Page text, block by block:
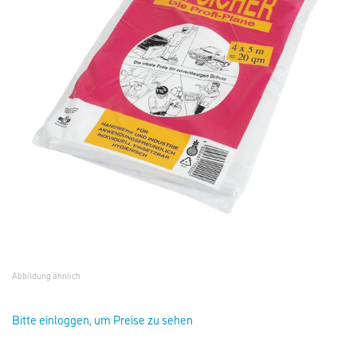
Abbildung ähnlich
Bitte einloggen, um Preise zu sehen